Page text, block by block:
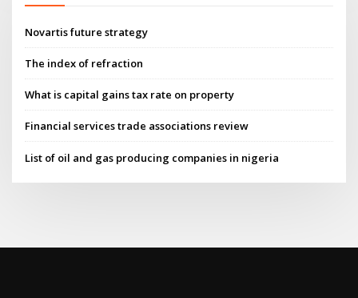
Novartis future strategy
The index of refraction
What is capital gains tax rate on property
Financial services trade associations review
List of oil and gas producing companies in nigeria